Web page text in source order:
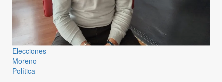
Elecciones
Moreno
Política